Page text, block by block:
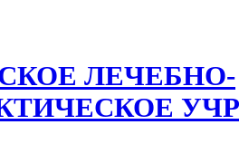
ЛЕЧЕБНО-